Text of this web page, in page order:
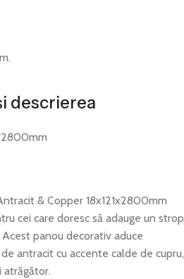
descrierea
& Copper 18x121x2800mm
cei care doresc să adauge un strop
panou decorativ aduce
antracit cu accente calde de cupru,
atrăgător.